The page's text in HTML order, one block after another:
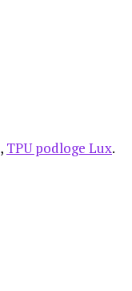
, TPU podloge Lux.